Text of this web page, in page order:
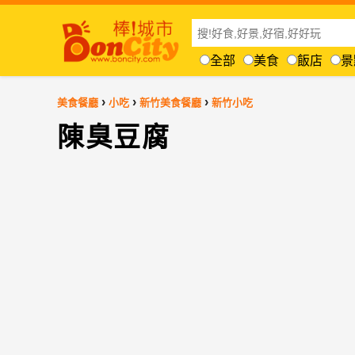
全部 美食 飯店
美食餐廳 › 小吃 › 新竹美食餐廳 › 新竹小吃
陳臭豆腐